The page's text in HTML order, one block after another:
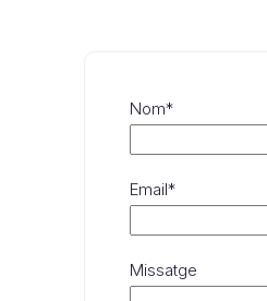
Nom*
Email*
Missatge